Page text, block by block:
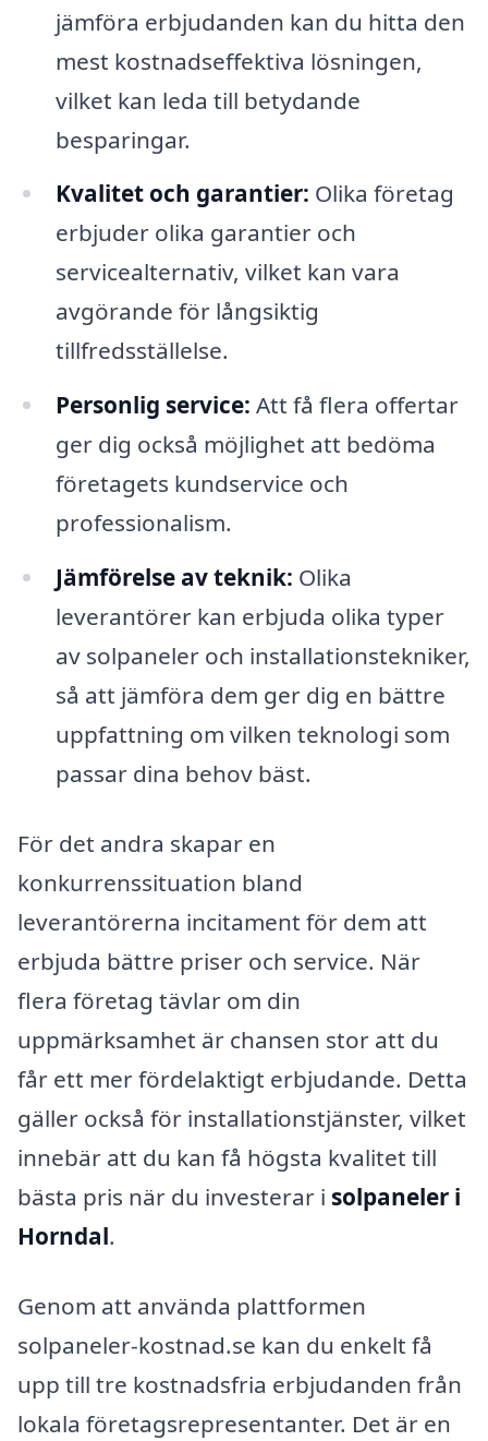
jämföra erbjudanden kan du hitta den
mest kostnadseffektiva lösningen,
vilket kan leda till betydande
besparingar.
Kvalitet och garantier: Olika företag
erbjuder olika garantier och
servicealternativ, vilket kan vara
avgörande för långsiktig
tillfredsställelse.
Personlig service: Att få flera offertar
ger dig också möjlighet att bedöma
företagets kundservice och
professionalism.
Jämförelse av teknik: Olika
leverantörer kan erbjuda olika typer
av solpaneler och installationstekniker,
så att jämföra dem ger dig en bättre
uppfattning om vilken teknologi som
passar dina behov bäst.
För det andra skapar en
konkurrenssituation bland
leverantörerna incitament för dem att
erbjuda bättre priser och service. När
flera företag tävlar om din
uppmärksamhet är chansen stor att du
får ett mer fördelaktigt erbjudande. Detta
gäller också för installationstjänster, vilket
innebär att du kan få högsta kvalitet till
bästa pris när du investerar i solpaneler i
Horndal.
Genom att använda plattformen
solpaneler-kostnad.se kan du enkelt få
upp till tre kostnadsfria erbjudanden från
lokala företagsrepresentanter. Det är en